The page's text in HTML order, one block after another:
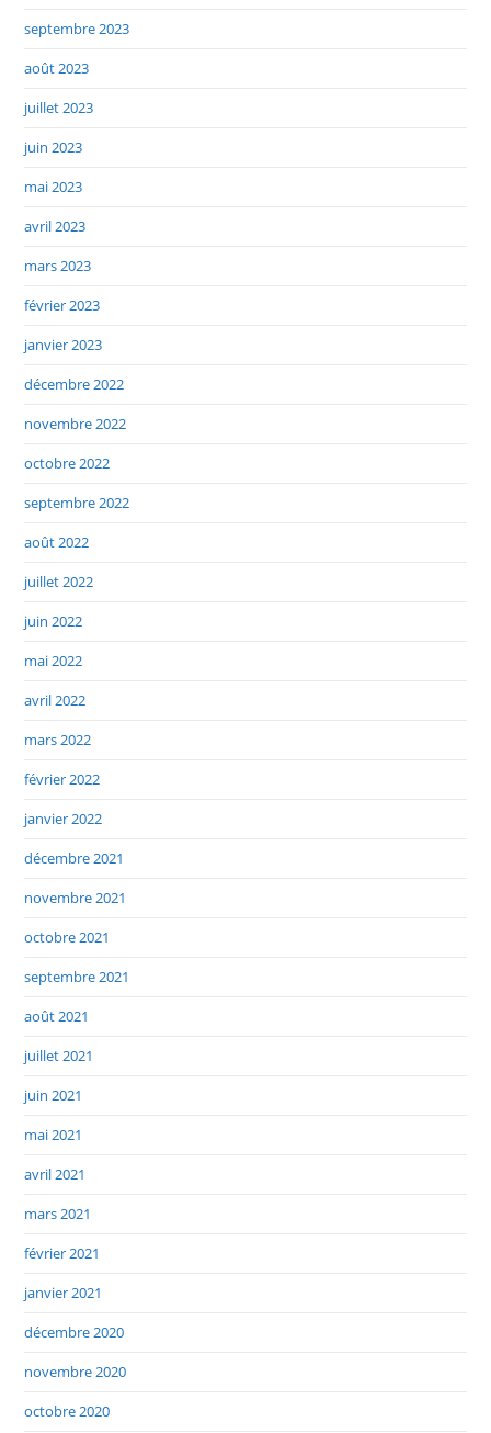
septembre 2023
août 2023
juillet 2023
juin 2023
mai 2023
avril 2023
mars 2023
février 2023
janvier 2023
décembre 2022
novembre 2022
octobre 2022
septembre 2022
août 2022
juillet 2022
juin 2022
mai 2022
avril 2022
mars 2022
février 2022
janvier 2022
décembre 2021
novembre 2021
octobre 2021
septembre 2021
août 2021
juillet 2021
juin 2021
mai 2021
avril 2021
mars 2021
février 2021
janvier 2021
décembre 2020
novembre 2020
octobre 2020